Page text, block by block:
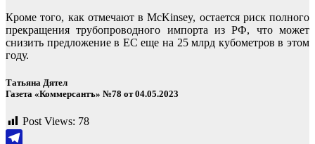
Кроме того, как отмечают в McKinsey, остается риск полного
прекращения трубопроводного импорта из РФ, что может
снизить предложение в ЕС еще на 25 млрд кубометров в этом
году.
Татьяна Дятел
Газета «Коммерсантъ» №78 от 04.05.2023
Post Views: 78